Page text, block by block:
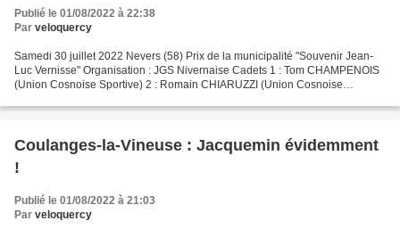
Publié le 01/08/2022 à 22:38
Par veloquercy
Samedi 30 juillet 2022 Nevers (58) Prix de la municipalité "Souvenir Jean-
Luc Vernisse" Organisation : JGS Nivernaise Cadets 1 : Tom CHAMPENOIS
(Union Cosnoise Sportive) 2 : Romain CHIARUZZI (Union Cosnoise
Coulanges-la-Vineuse : Jacquemin évidemment
!
Publié le 01/08/2022 à 21:03
Par veloquercy